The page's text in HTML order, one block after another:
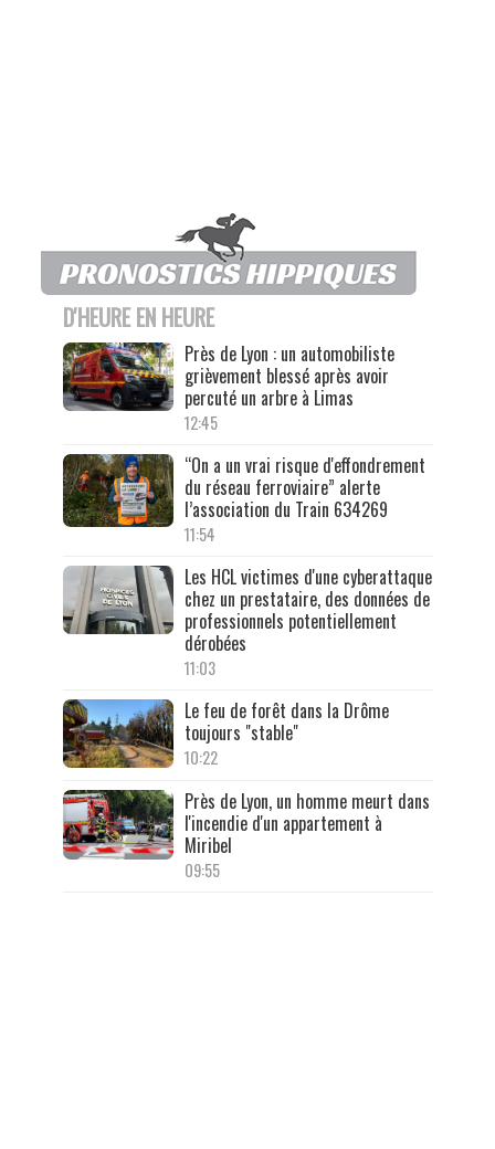
D'HEURE EN HEURE
Près de Lyon : un automobiliste
grièvement blessé après avoir
percuté un arbre à Limas
12:45
“On a un vrai risque d'effondrement
du réseau ferroviaire” alerte
l’association du Train 634269
11:54
Les HCL victimes d'une cyberattaque
chez un prestataire, des données de
professionnels potentiellement
dérobées
11:03
Le feu de forêt dans la Drôme
toujours "stable"
10:22
Près de Lyon, un homme meurt dans
l'incendie d'un appartement à
Miribel
09:55